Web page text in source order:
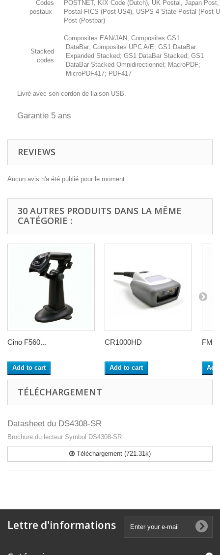
Codes
postaux
POSTNET, KIX Code (Dutch), UK Postal, Japan
Postal FICS (Post US4), USPS 4 State Postal (Post
Post (Postbar)
Stacked
codes
Composites EAN/JAN; Composites GS1
DataBar; Composites UPC A/E; GS1 DataBar
Expanded Stacked; GS1 DataBar Stacked; GS1
DataBar Stacked Omnidirectionnel; MacroPDF;
MicroPDF417; PDF417
Livré avec son cordon de liaison USB.
Garantie 5 ans
REVIEWS
Aucun avis n'a été publié pour le moment.
30 AUTRES PRODUITS DANS LA MÊME
CATÉGORIE :
Cino F560...
Add to cart
CR1000HD
Add to cart
TÉLÉCHARGEMENT
Datasheet du DS4308-SR
Brochure du lecteur Symbol DS4308-SR
Téléchargement (721.31k)
Lettre d'informations